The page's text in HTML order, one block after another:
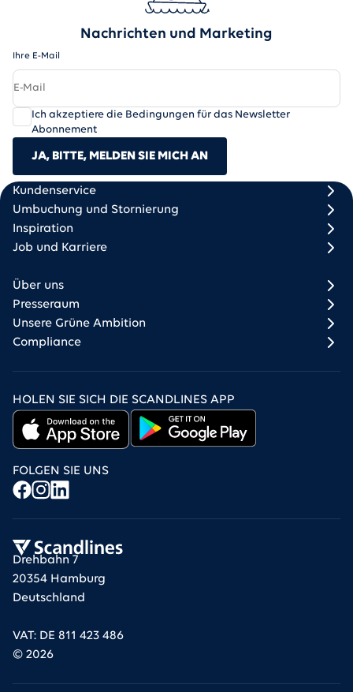
Nachrichten und Marketing
Ihre E-Mail
Ich akzeptiere die Bedingungen für das Newsletter
Abonnement
JA, BITTE, MELDEN SIE MICH AN
Scandlines
Drehbahn 7
20354 Hamburg
Deutschland
VAT: DE 811 423 486
© 2026
Footer column 1
Kundenservice
Umbuchung und Stornierung
Inspiration
Job und Karriere
Footer column 2
Über uns
Presseraum
Unsere Grüne Ambition
Compliance
HOLEN SIE SICH DIE SCANDLINES APP
FOLGEN SIE UNS